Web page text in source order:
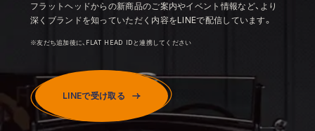
フラットヘッドからの新商品のご案内やイベント情報など、より
深くブランドを知っていただく内容をLINEで配信しています。
※友だち追加後に、FLAT HEAD IDと連携してください
LINEで受け取る